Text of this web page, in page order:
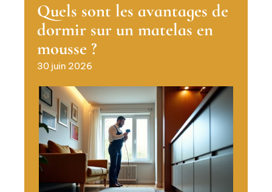
Quels sont les avantages de
dormir sur un matelas en
mousse ?
30 juin 2026